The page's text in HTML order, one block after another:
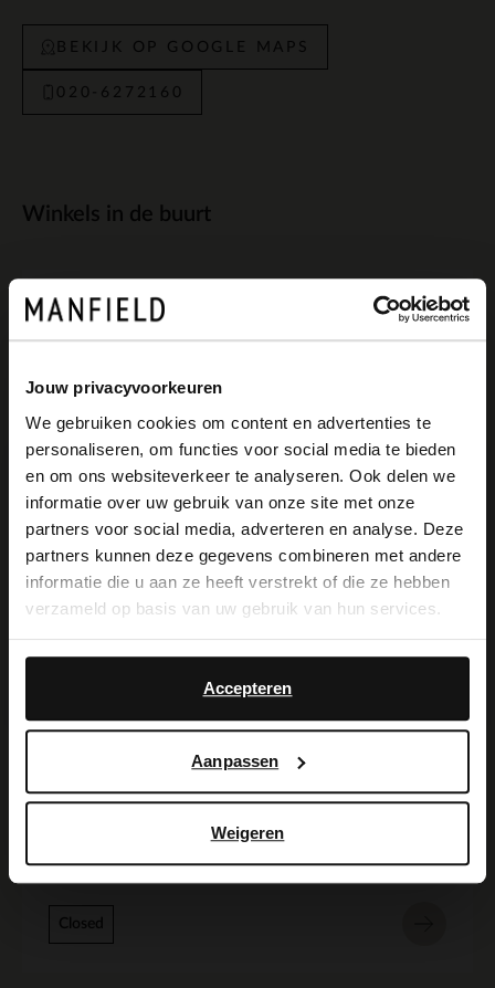
Jouw privacyvoorkeuren
We gebruiken cookies om content en advertenties te
personaliseren, om functies voor social media te bieden
en om ons websiteverkeer te analyseren. Ook delen we
informatie over uw gebruik van onze site met onze
partners voor social media, adverteren en analyse. Deze
partners kunnen deze gegevens combineren met andere
informatie die u aan ze heeft verstrekt of die ze hebben
verzameld op basis van uw gebruik van hun services.
Accepteren
Aanpassen
Weigeren
BEKIJK OP GOOGLE MAPS
020-6272160
Winkels in de buurt
Manfield Amsterdam
1012 NX Amsterdam
Closed
Manfield Amsterdam
Nieuwendijk 204
1012 MX Amsterdam NL
Manfield Gent
Closed
×
View this website in English?
It looks like your language isn't Dutch. Would
you like to switch to English?
English